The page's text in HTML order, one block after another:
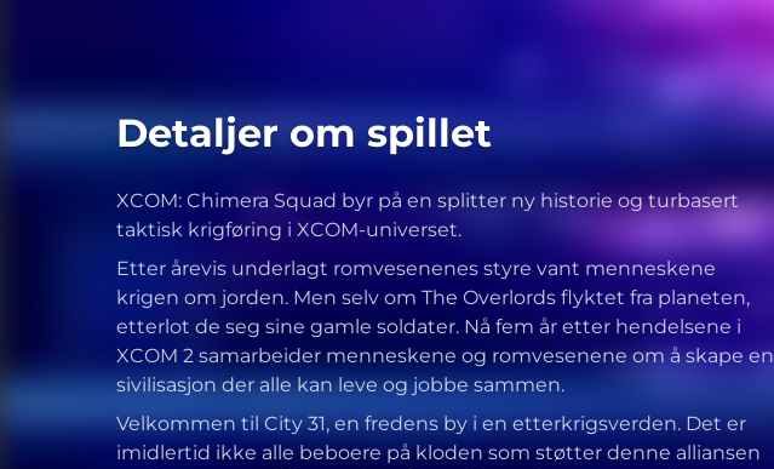
Detaljer om spillet
XCOM: Chimera Squad byr på en splitter ny historie og turbasert
taktisk krigføring i XCOM-universet.
Etter årevis underlagt romvesenenes styre vant menneskene
krigen om jorden. Men selv om The Overlords flyktet fra planeten,
etterlot de seg sine gamle soldater. Nå fem år etter hendelsene i
XCOM 2 samarbeider menneskene og romvesenene om å skape en
sivilisasjon der alle kan leve og jobbe sammen.
Velkommen til City 31, en fredens by i en etterkrigsverden. Det er
imidlertid ikke alle beboere på kloden som støtter denne alliansen